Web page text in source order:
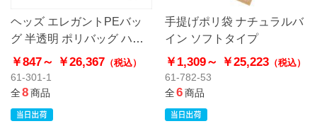
ヘッズ エレガントPEバッ
グ 半透明 ポリバッグ ハー
ドタイプ
￥847～ ￥26,367 （税込）
61-301-1
全8商品
手提げポリ袋 ナチュラルバ
イン ソフトタイプ
￥1,309～ ￥25,223（税込）
61-782-53
全6商品